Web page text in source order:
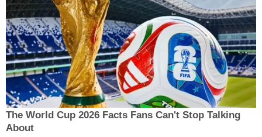
The World Cup 2026 Facts Fans Can't Stop Talking
About